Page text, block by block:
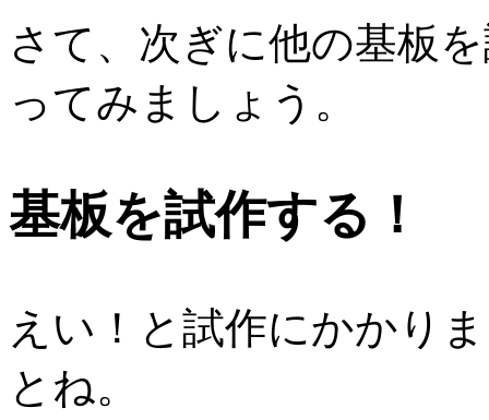
さて、次ぎに他の基板
ってみましょう。
基板を試作する！
えい！と試作にかかり
とね。